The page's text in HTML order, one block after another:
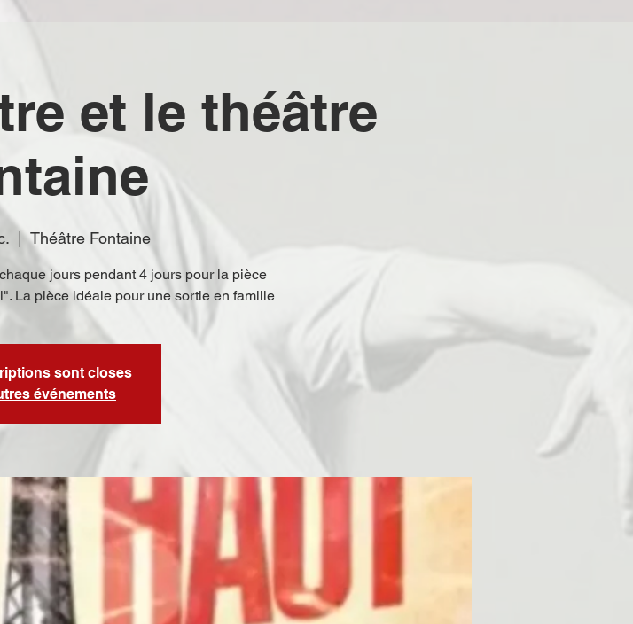
et le théâtre
  |
Théâtre Fontaine
jours pendant 4 jours pour la pièce
La pièce idéale pour une sortie en famille
sont closes
événements